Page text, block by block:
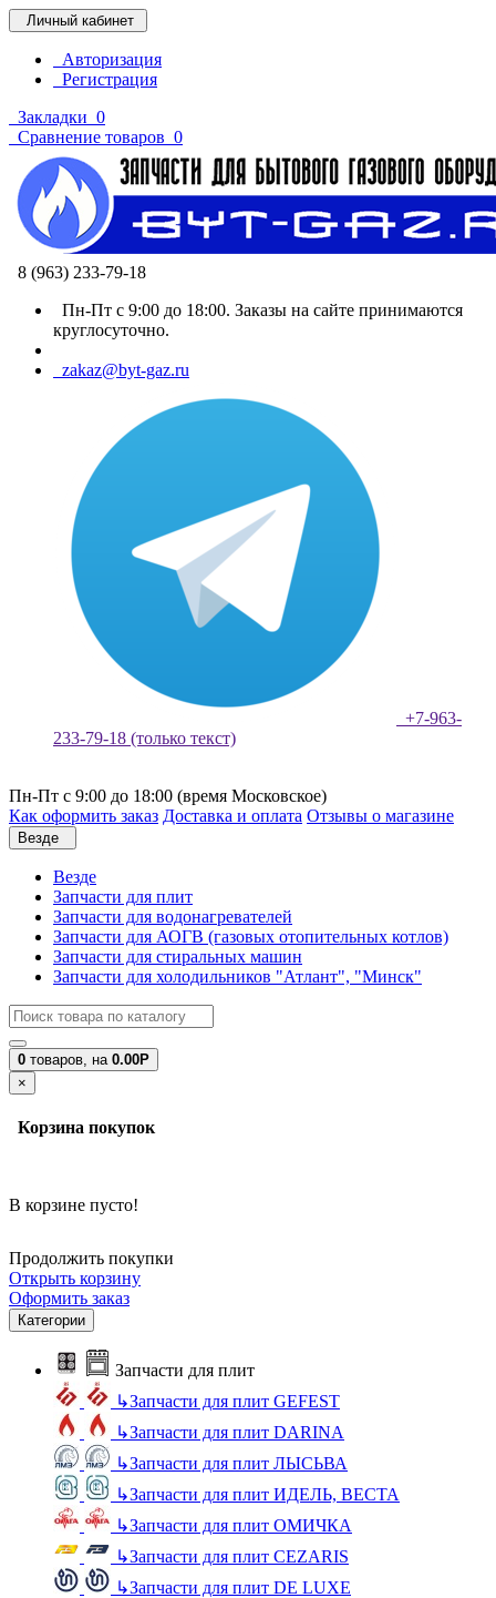
Личный кабинет
Авторизация
Регистрация
Закладки 0
Сравнение товаров 0
8 (963) 233-79-18
Пн-Пт с 9:00 до 18:00. Заказы на сайте принимаются
круглосуточно.
zakaz@byt-gaz.ru
+7-963-
233-79-18 (только текст)
Пн-Пт с 9:00 до 18:00 (время Московское)
Как оформить заказ Доставка и оплата Отзывы о магазине
Везде
Везде
Запчасти для плит
Запчасти для водонагревателей
Запчасти для АОГВ (газовых отопительных котлов)
Запчасти для стиральных машин
Запчасти для холодильников "Атлант", "Минск"
0 товаров, на 0.00Р
×
Корзина покупок
В корзине пусто!
Продолжить покупки
Открыть корзину
Оформить заказ
Категории
Запчасти для плит
↳Запчасти для плит GEFEST
↳Запчасти для плит DARINA
↳Запчасти для плит ЛЫСЬВА
↳Запчасти для плит ИДЕЛЬ, ВЕСТА
↳Запчасти для плит ОМИЧКА
↳Запчасти для плит CEZARIS
↳Запчасти для плит DE LUXE